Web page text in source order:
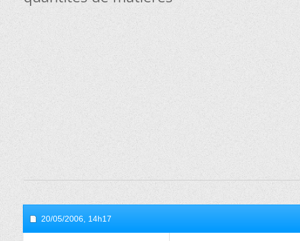
20/05/2006, 14h17